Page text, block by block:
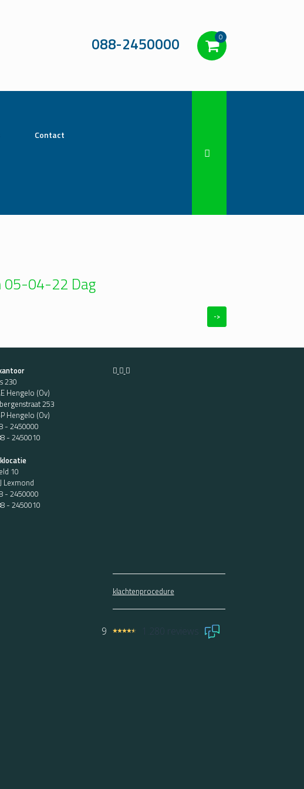
088-2450000 0
Contact
05-04-22 Dag
->
230
Hengelo (Ov)
253
Hengelo (Ov)
- 2450000
- 2450010
10
Lexmond
- 2450000
- 2450010
klachtenprocedure
9